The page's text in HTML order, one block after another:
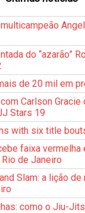
do “azarão”
de 20 mil em
Carlson Gracie
Stars 19
with six title
faixa vermelha
de Janeiro
Slam: a lição
como o Jiu-